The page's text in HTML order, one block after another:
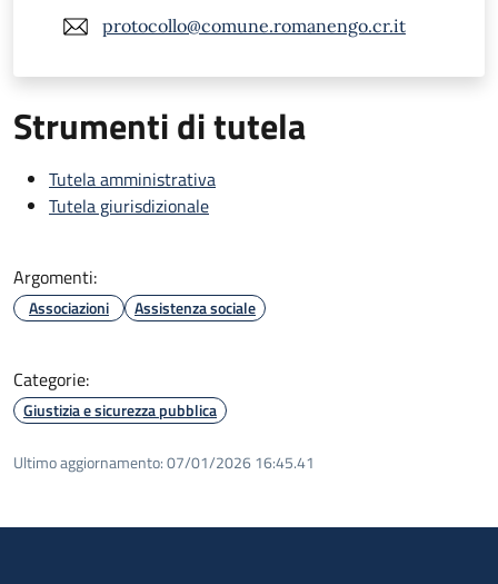
protocollo@comune.romanengo.cr.it
Strumenti di tutela
Tutela amministrativa
Tutela giurisdizionale
Argomenti:
Associazioni Assistenza sociale
Categorie:
Giustizia e sicurezza pubblica
Ultimo aggiornamento:07/01/2026 16:45.41